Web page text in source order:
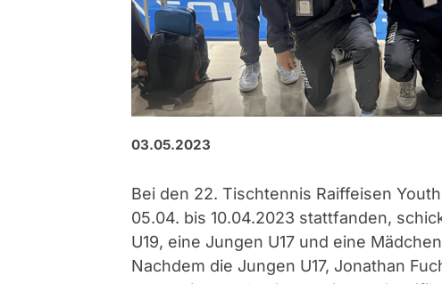
03.05.2023
Bei den 22. Tischtennis Raiffeisen
05.04. bis 10.04.2023 stattfanden,
U19, eine Jungen U17 und eine
Nachdem die Jungen U17, Jonathan